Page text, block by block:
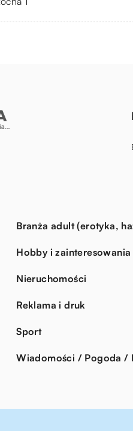
Branża adult (erotyka,
Hobby i zainteresowania
Nieruchomości
Reklama i druk
Sport
Wiadomości / Pogoda /